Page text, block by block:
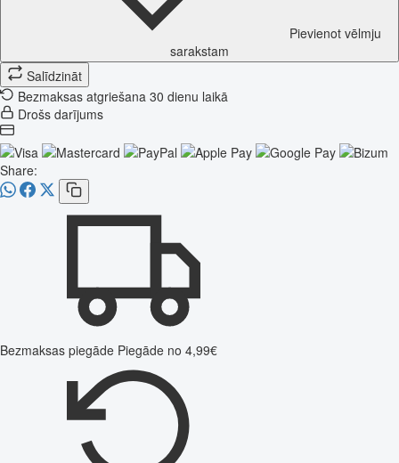
Pievienot vēlmju
sarakstam
Salīdzināt
Bezmaksas atgriešana 30 dienu laikā
Drošs darījums
Share:
Bezmaksas piegāde Piegāde no 4,99€